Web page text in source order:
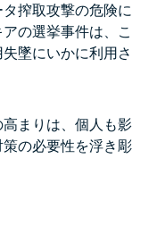
搾取攻撃の危険に
の選挙事件は、こ
墜にいかに利用さ
まりは、個人も影
の必要性を浮き彫